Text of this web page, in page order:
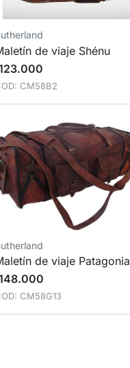
de viaje Shénu
CM58B2
de viaje Patagonia
CM58G13